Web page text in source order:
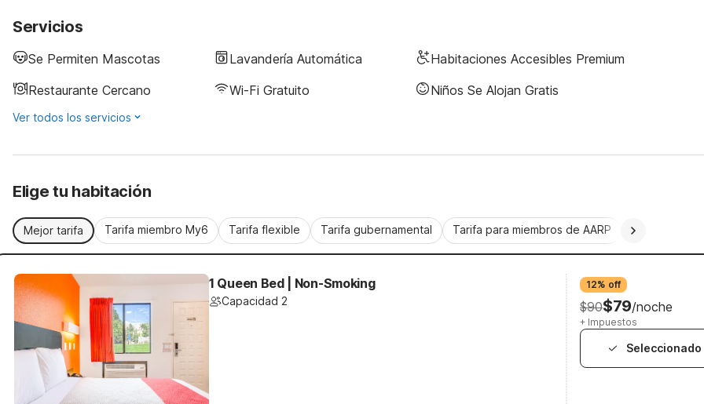
Servicios
Se Permiten Mascotas Lavandería Automática
Habitaciones Accesibles Premium
Restaurante Cercano
Wi-Fi Gratuito Niños Se Alojan Gratis
Ver todos los servicios
Elige tu habitación
Mejor tarifa Tarifa miembro My6 Tarifa flexible Tarifa gubernamental Tarifa para miembros de AARP
1 Queen Bed | Non-Smoking
Capacidad 2
12% off
$90$79/noche
+ Impuestos
Seleccionado